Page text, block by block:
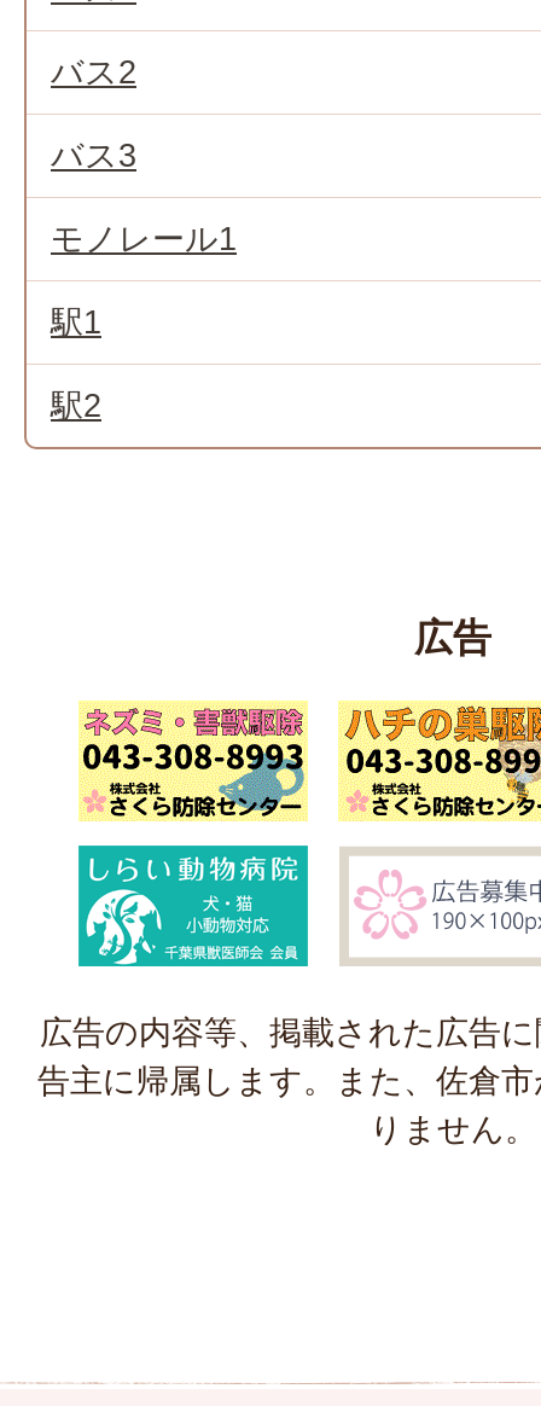
バス2
バス3
モノレール1
駅1
駅2
広告
広告の内容等、掲載された広告
告主に帰属します。また、佐倉
りません。